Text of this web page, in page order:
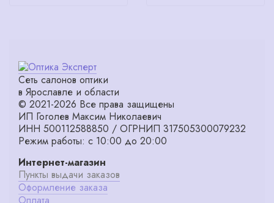
Сеть салонов оптики
в Ярославле и области
© 2021-2026 Все права защищены
ИП Гоголев Максим Николаевич
ИНН 500112588850 / ОГРНИП 317505300079232
Режим работы: с 10:00 до 20:00
Интернет-магазин
Пункты выдачи заказов
Оформление заказа
Оплата